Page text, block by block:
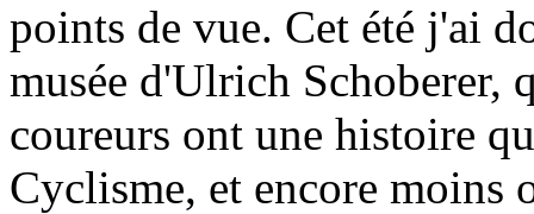
points de vue. Cet été j'ai
musée d'Ulrich Schoberer,
coureurs ont une histoire
Cyclisme, et encore moins